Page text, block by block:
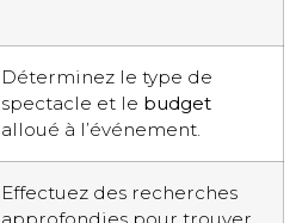
Déterminez le type de
spectacle et le budget
alloué à l’événement.
Effectuez des recherches